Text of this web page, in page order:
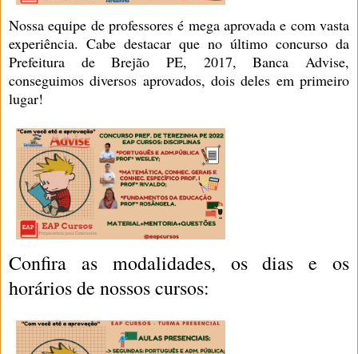
Nossa equipe de professores é mega aprovada e com vasta
experiência. Cabe destacar que no último concurso da
Prefeitura de Brejão PE, 2017, Banca Advise,
conseguimos diversos aprovados, dois deles em primeiro
lugar!
Confira as modalidades, os dias e os
horários de nossos cursos: